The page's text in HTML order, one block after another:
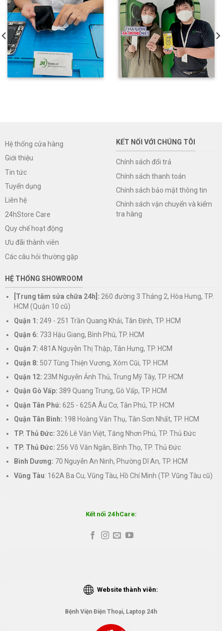
Hệ thống cửa hàng
Giới thiệu
Tin tức
Tuyển dụng
Liên hệ
24hStore Care
Quy chế hoạt động
Ưu đãi thành viên
Các câu hỏi thường gặp
KẾT NỐI VỚI CHÚNG TÔI
Chính sách đổi trả
Chính sách thanh toán
Chính sách bảo mật thông tin
Chính sách vận chuyển và kiểm
tra hàng
HỆ THỐNG SHOWROOM
[Trung tâm sửa chữa 24h]: 260 đường 3 Tháng 2, Hòa Hưng, TP.
HCM (Quận 10 cũ)
Quận 1: 249 - 251 Trần Quang Khải, Tân Định, TP. HCM
Quận 6: 733 Hậu Giang, Bình Phú, TP. HCM
Quận 7: 481A Nguyễn Thị Thập, Tân Hưng, TP. HCM
Quận 8: 507 Tùng Thiện Vương, Xóm Cũi, TP. HCM
Quận 12: 23M Nguyễn Ảnh Thủ, Trung Mỹ Tây, TP. HCM
Quận Gò Vấp: 389 Quang Trung, Gò Vấp, TP. HCM
Quận Tân Phú: 625 - 625A Âu Cơ, Tân Phú, TP. HCM
Quận Tân Bình: 198 Hoàng Văn Thụ, Tân Sơn Nhất, TP. HCM
TP. Thủ Đức: 326 Lê Văn Việt, Tăng Nhơn Phú, TP. Thủ Đức
TP. Thủ Đức: 256 Võ Văn Ngân, Bình Thọ, TP. Thủ Đức
Bình Dương: 70 Nguyễn An Ninh, Phường Dĩ An, TP. HCM
Vũng Tàu: 162A Ba Cu, Vũng Tàu, Hồ Chí Minh (TP. Vũng Tàu cũ)
Kết nối 24hCare:
Website thành viên:
Bệnh Viện Điện Thoại, Laptop 24h